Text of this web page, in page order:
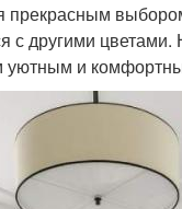
прекрасным
другими цветами.
уютным и